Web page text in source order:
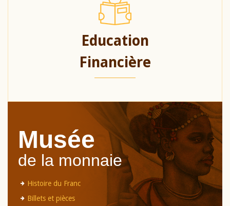
Education
Financière
Musée
de la monnaie
Histoire du Franc
Billets et pièces